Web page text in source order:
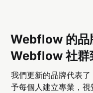
Webflow 的品
Webflow 社群
我們更新的品牌代表
予每個人建立專業，